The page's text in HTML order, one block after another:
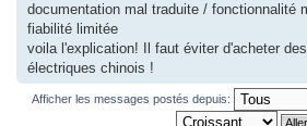
documentation mal traduite / fonctionnalité
fiabilité limitée
voila l'explication! Il faut éviter d'acheter
électriques chinois !
Afficher les messages postés depuis: